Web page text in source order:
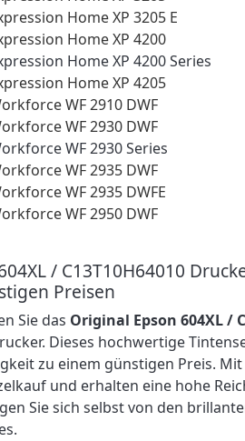
Home XP 3205 E
Home XP 4200
Home XP 4200 Series
Home XP 4205
WF 2910 DWF
WF 2930 DWF
WF 2930 Series
WF 2935 DWF
WF 2935 DWFE
WF 2950 DWF
/ C13T10H64010
Preisen
Sie das Original Epson 604XL /
Dieses hochwertige
zu einem günstigen Preis.
und erhalten eine hohe
Sie sich selbst von den